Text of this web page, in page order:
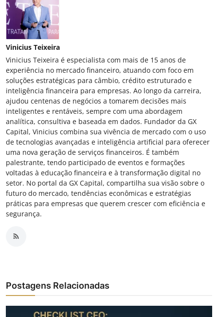
Vinicius Teixeira
Vinicius Teixeira é especialista com mais de 15 anos de
experiência no mercado financeiro, atuando com foco em
soluções estratégicas para câmbio, crédito estruturado e
inteligência financeira para empresas. Ao longo da carreira,
ajudou centenas de negócios a tomarem decisões mais
inteligentes e rentáveis, sempre com uma abordagem
analítica, consultiva e baseada em dados. Fundador da GX
Capital, Vinicius combina sua vivência de mercado com o uso
de tecnologias avançadas e inteligência artificial para oferecer
uma nova geração de serviços financeiros. É também
palestrante, tendo participado de eventos e formações
voltadas à educação financeira e à transformação digital no
setor. No portal da GX Capital, compartilha sua visão sobre o
futuro do mercado, tendências econômicas e estratégias
práticas para empresas que querem crescer com eficiência e
segurança.
Postagens Relacionadas